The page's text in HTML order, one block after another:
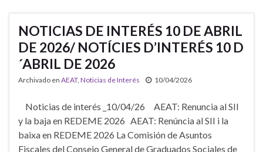
NOTICIAS DE INTERÉS 10 DE ABRIL
DE 2026/ NOTÍCIES D’INTERÉS 10 D
´ABRIL DE 2026
Archivado en AEAT, Noticias de Interés 10/04/2026
Noticias de interés _10/04/26 AEAT: Renuncia al SII
y la baja en REDEME 2026 AEAT: Renúncia al SII i la
baixa en REDEME 2026 La Comisión de Asuntos
Fiscales del Consejo General de Graduados Sociales de